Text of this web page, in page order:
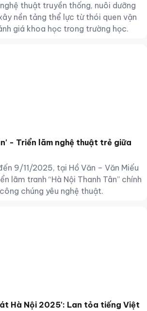
thuật truyền thống, nuôi dưỡng
nền tảng thể lực từ thói quen vận
giá khoa học trong trường học.
- Triển lãm nghệ thuật trẻ giữa
9/11/2025, tại Hồ Văn – Văn Miếu
lãm tranh “Hà Nội Thanh Tân” chính
chúng yêu nghệ thuật.
Hà Nội 2025': Lan tỏa tiếng Việt